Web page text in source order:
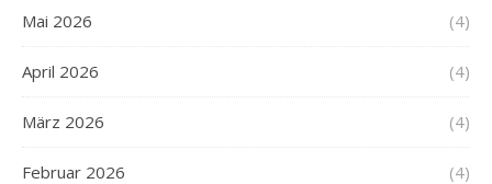
Mai 2026 (4)
April 2026 (4)
März 2026 (4)
Februar 2026 (4)